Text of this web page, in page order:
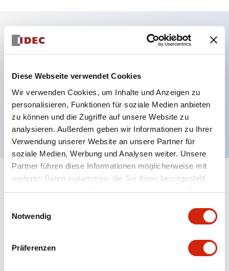
Diese Webseite verwendet Cookies
Wir verwenden Cookies, um Inhalte und Anzeigen zu
personalisieren, Funktionen für soziale Medien anbieten
zu können und die Zugriffe auf unsere Website zu
analysieren. Außerdem geben wir Informationen zu Ihrer
Verwendung unserer Website an unsere Partner für
soziale Medien, Werbung und Analysen weiter. Unsere
Partner führen diese Informationen möglicherweise mit
weiteren Daten zusammen, die Sie ihnen bereitgestellt
haben oder die sie im Rahmen Ihrer Nutzung der Dienste
Notwendig
Präferenzen
Hauptmerkmale
Mehrfachbefestigung möglich
Der schlüsselsichere Selektorschalter verwendet
eine hochsichere Stiftzuhaltungsstruktur
Schutzart IP65 (IEC60529)
Spezifikationen Alle erweitern